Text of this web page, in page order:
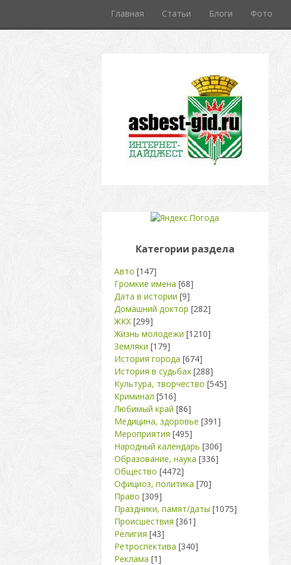
Главная Статьи Блоги Фото
Категории раздела
Авто [147]
Громкие имена [68]
Дата в истории [9]
Домашний доктор [282]
ЖКХ [299]
Жизнь молодежи [1210]
Земляки [179]
История города [674]
История в судьбах [288]
Культура, творчество [545]
Криминал [516]
Любимый край [86]
Медицина, здоровье [391]
Мероприятия [495]
Народный календарь [306]
Образование, наука [336]
Общество [4472]
Официоз, политика [70]
Право [309]
Праздники, памят/даты [1075]
Происшествия [361]
Религия [43]
Ретроспектива [340]
Реклама [1]